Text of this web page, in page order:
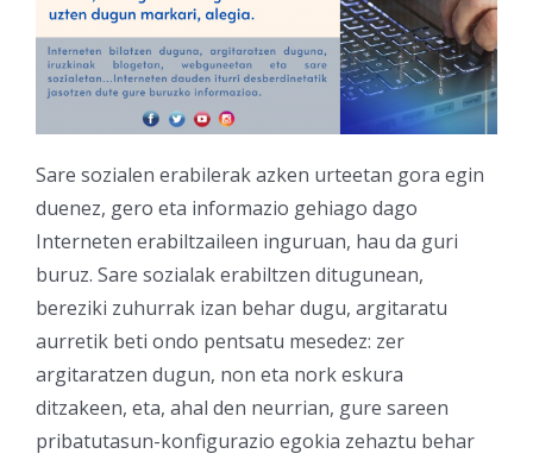
Sare sozialen erabilerak azken urteetan gora egin
duenez, gero eta informazio gehiago dago
Interneten erabiltzaileen inguruan, hau da guri
buruz. Sare sozialak erabiltzen ditugunean,
bereziki zuhurrak izan behar dugu, argitaratu
aurretik beti ondo pentsatu mesedez: zer
argitaratzen dugun, non eta nork eskura
ditzakeen, eta, ahal den neurrian, gure sareen
pribatutasun-konfigurazio egokia zehaztu behar